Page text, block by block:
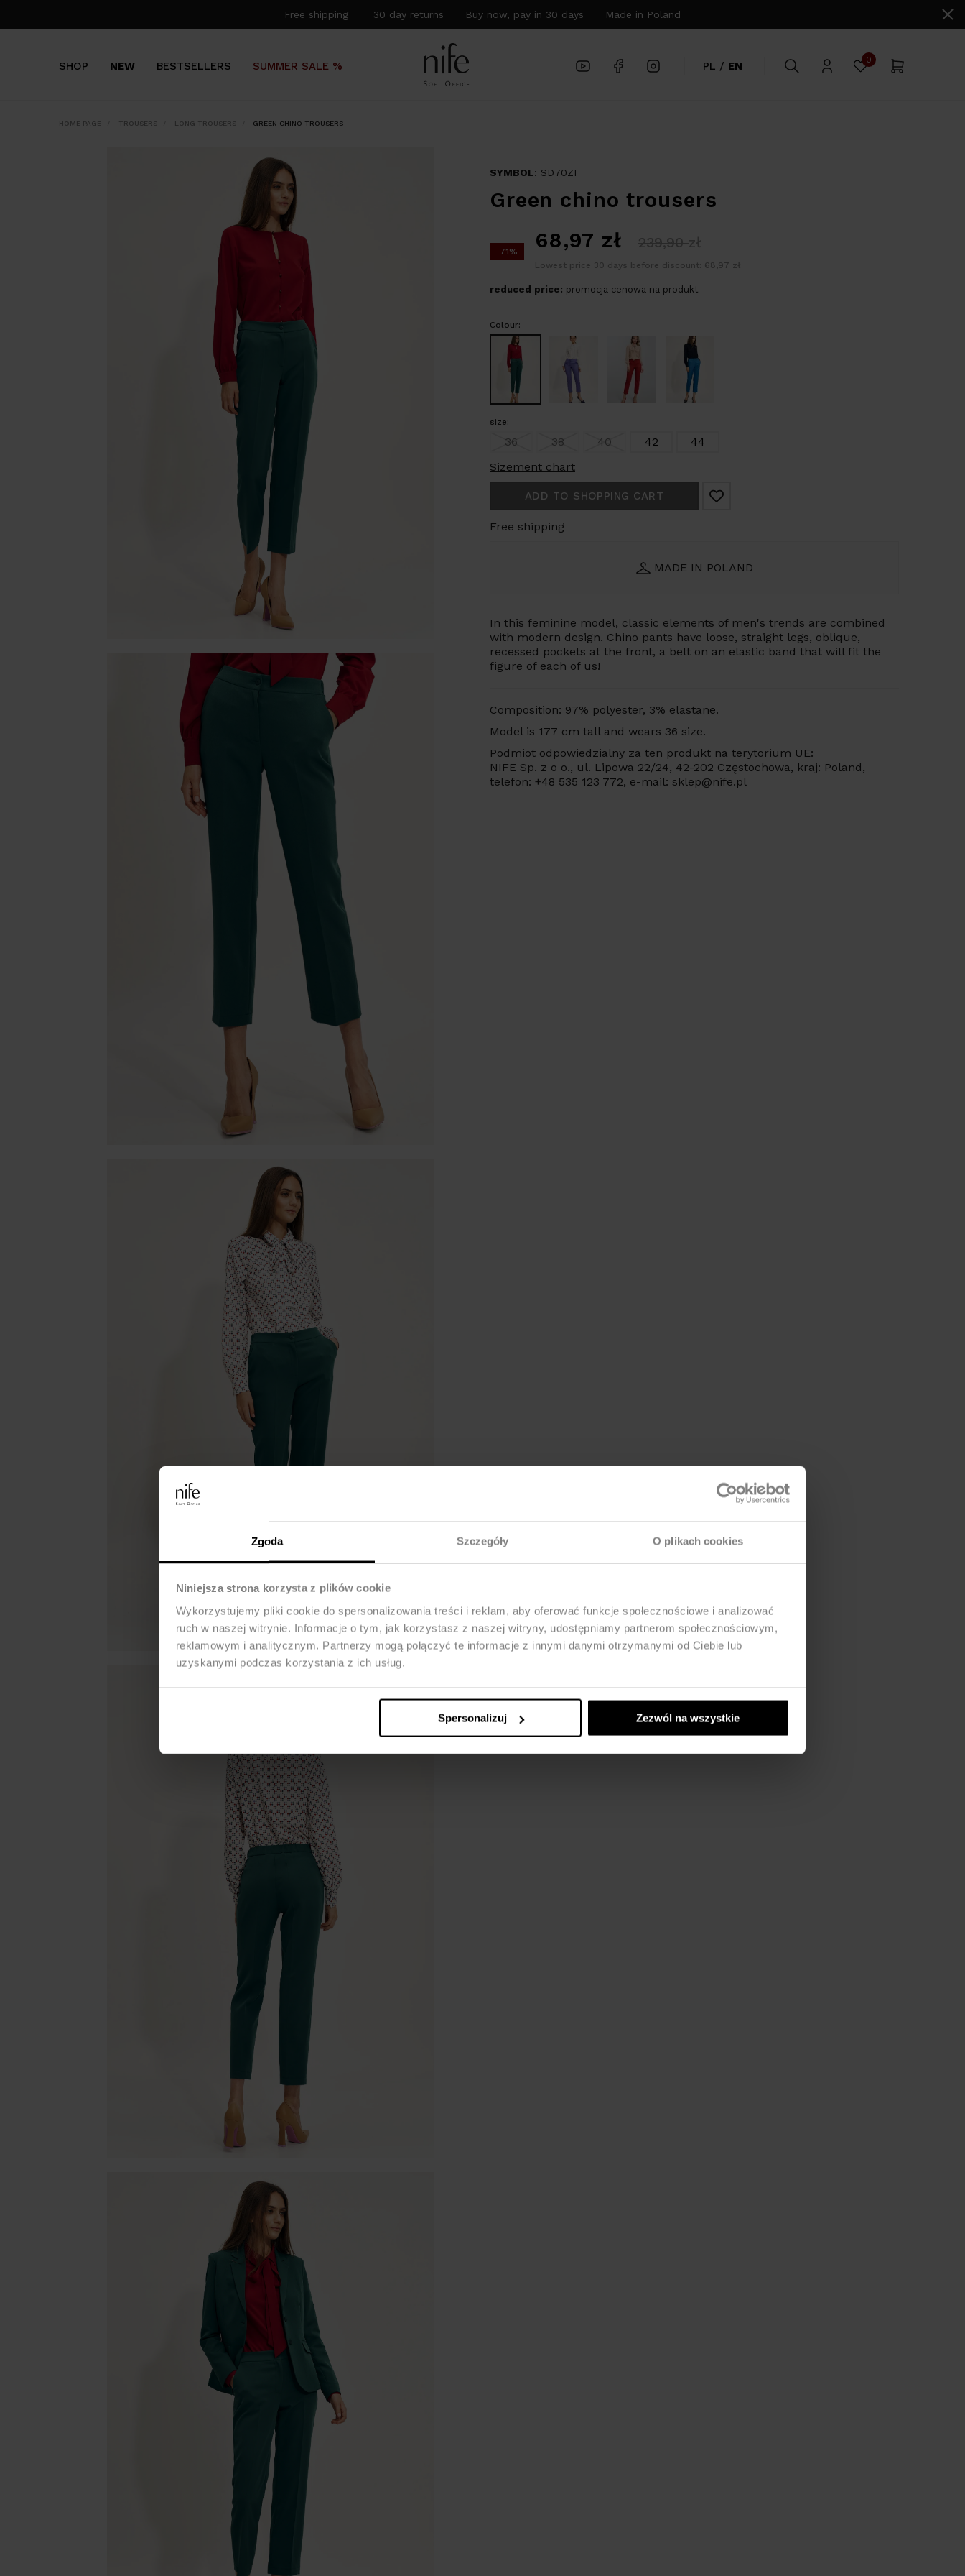
Zgoda Szczegóły O plikach cookies
Niniejsza strona korzysta z plików cookie
Wykorzystujemy pliki cookie do spersonalizowania treści i reklam, aby oferować funkcje społecznościowe i analizować
ruch w naszej witrynie. Informacje o tym, jak korzystasz z naszej witryny, udostępniamy partnerom społecznościowym,
reklamowym i analitycznym. Partnerzy mogą połączyć te informacje z innymi danymi otrzymanymi od Ciebie lub
uzyskanymi podczas korzystania z ich usług.
Spersonalizuj Zezwól na wszystkie
Free shipping 30 day returns Buy now, pay in 30 days Made in Poland
SHOP NEW BESTSELLERS SUMMER SALE % PL / EN 0
HOME PAGE TROUSERS LONG TROUSERS GREEN CHINO TROUSERS
SYMBOL: SD70ZI
Green chino trousers
-71% 68,97 zł 239,90zł
Lowest price 30 days before discount: 68,97 zł
reduced price: promocja cenowa na produkt
Colour:
size:
36 38 40 42
44
Sizement chart
ADD TO SHOPPING CART
Free shipping
MADE IN POLAND
In this feminine model, classic elements of men's trends are combined
with modern design. Chino pants have loose, straight legs, oblique,
recessed pockets at the front, a belt on an elastic band that will fit the
figure of each of us!
Composition: 97% polyester, 3% elastane.
Model is 177 cm tall and wears 36 size.
Podmiot odpowiedzialny za ten produkt na terytorium UE:
NIFE Sp. z o o., ul. Lipowa 22/24, 42-202 Częstochowa, kraj: Poland,
telefon: +48 535 123 772, e-mail: sklep@nife.pl